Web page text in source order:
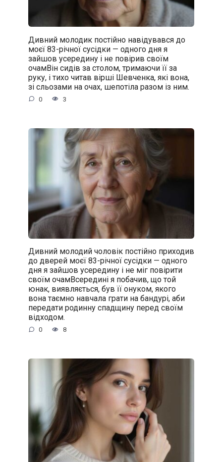
Дивний молодик постійно навідувався до
моєї 83-річної сусідки — одного дня я
зайшов усередину і не повірив своїм
очамВін сидів за столом, тримаючи її за
руку, і тихо читав вірші Шевченка, які вона,
зі сльозами на очах, шепотіла разом із ним.
0 3
Дивний молодий чоловік постійно приходив
до дверей моєї 83-річної сусідки — одного
дня я зайшов усередину і не міг повірити
своїм очамВсередині я побачив, що той
юнак, виявляється, був її онуком, якого
вона таємно навчала грати на бандурі, аби
передати родинну спадщину перед своїм
відходом.
0 8